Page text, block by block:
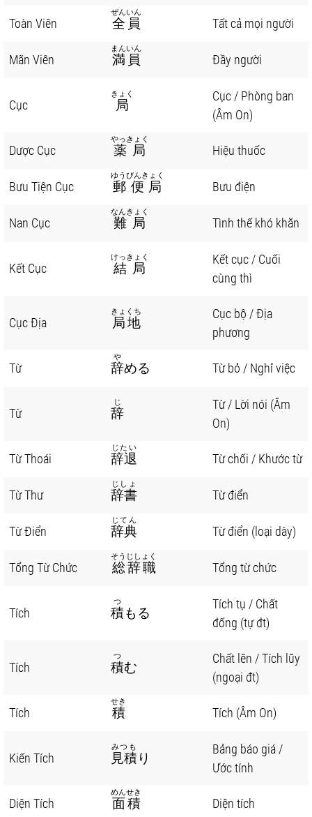
Toàn Viên 全員
ぜんいん
Tất cả mọi người
Mãn Viên 満員
まんいん
Đầy người
Cục 局
きょく
Cục / Phòng ban
(Âm On)
Dược Cục 薬局
やっきょく
Hiệu thuốc
Bưu Tiện Cục 郵便局
ゆうびんきょく
Bưu điện
Nan Cục 難局
なんきょく
Tình thế khó khăn
Kết Cục 結局
けっきょく
Kết cục / Cuối
cùng thì
Cục Địa 局地
きょくち
Cục bộ / Địa
phương
Từ 辞
や
める Từ bỏ / Nghỉ việc
Từ 辞
じ
Từ / Lời nói (Âm
On)
Từ Thoái 辞退
じたい
Từ chối / Khước từ
Từ Thư 辞書
じしょ
Từ điển
Từ Điển 辞典
じてん
Từ điển (loại dày)
Tổng Từ Chức 総辞職
そうじしょく
Tổng từ chức
Tích 積
つ
もる
Tích tụ / Chất
đống (tự đt)
Tích 積
つ
む
Chất lên / Tích lũy
(ngoại đt)
Tích 積
せき
Tích (Âm On)
Kiến Tích 見積
みつも
り
Bảng báo giá /
Ước tính
Diện Tích 面積
めんせき
Diện tích